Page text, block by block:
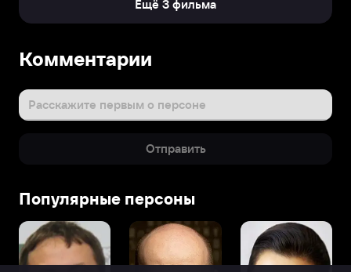
Ещё 3 фильма
Комментарии
Расскажите первым о персоне
Отправить
Популярные персоны